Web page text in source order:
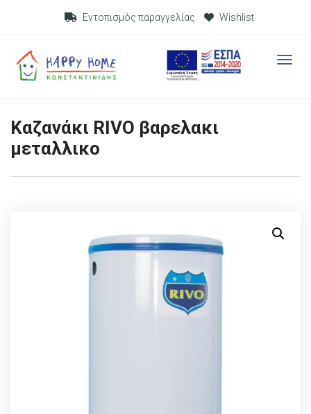
Εντοπισμός παραγγελίας Visit Link
Wishlist
Visit
Καζανάκι RIVO βαρελακι
μεταλλικο